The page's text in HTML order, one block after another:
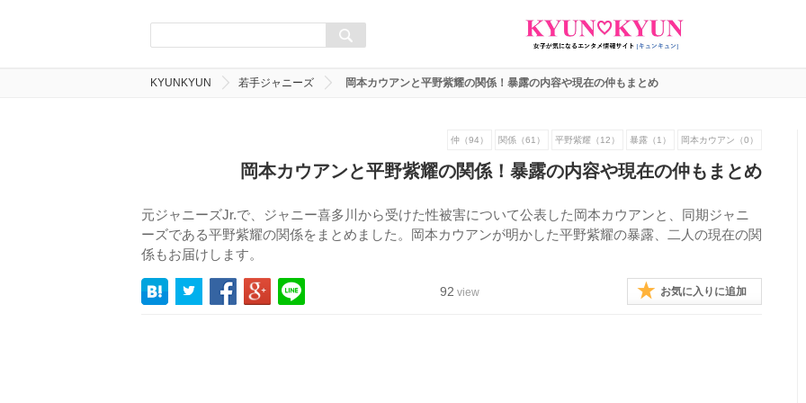
KYUNKYUN 若手ジャニーズ 岡本カウアンと平野紫耀の関係！暴露の内容や現在の仲もまとめ
仲（94） 関係（61） 平野紫耀（12） 暴露（1） 岡本カウアン（0）
岡本カウアンと平野紫耀の関係！暴露の内容や現在の仲もまとめ
元ジャニーズJr.で、ジャニー喜多川から受けた性被害について公表した岡本カウアンと、同期ジャニ
ーズである平野紫耀の関係をまとめました。岡本カウアンが明かした平野紫耀の暴露、二人の現在の関
係もお届けします。
92 view お気に入りに追加